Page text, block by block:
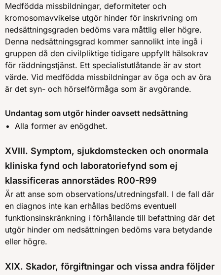
Medfödda missbildningar, deformiteter och
kromosomavvikelse utgör hinder för inskrivning om
nedsättningsgraden bedöms vara måttlig eller högre.
Denna nedsättningsgrad kommer sannolikt inte ingå i
gruppen då den civilpliktige tidigare uppfyllt hälsokrav
för räddningstjänst. Ett specialistutlåtande är av stort
värde. Vid medfödda missbildningar av öga och av öra
är det syn- och hörselförmåga som är avgörande.
Undantag som utgör hinder oavsett nedsättning
Alla former av enögdhet.
XVIII. Symptom, sjukdomstecken och onormala
kliniska fynd och laboratoriefynd som ej
klassificeras annorstädes R00-R99
Är att anse som observations/utredningsfall. I de fall där
en diagnos inte kan erhållas bedöms eventuell
funktionsinskränkning i förhållande till befattning där det
utgör hinder om nedsättningen bedöms vara betydande
eller högre.
XIX. Skador, förgiftningar och vissa andra följder